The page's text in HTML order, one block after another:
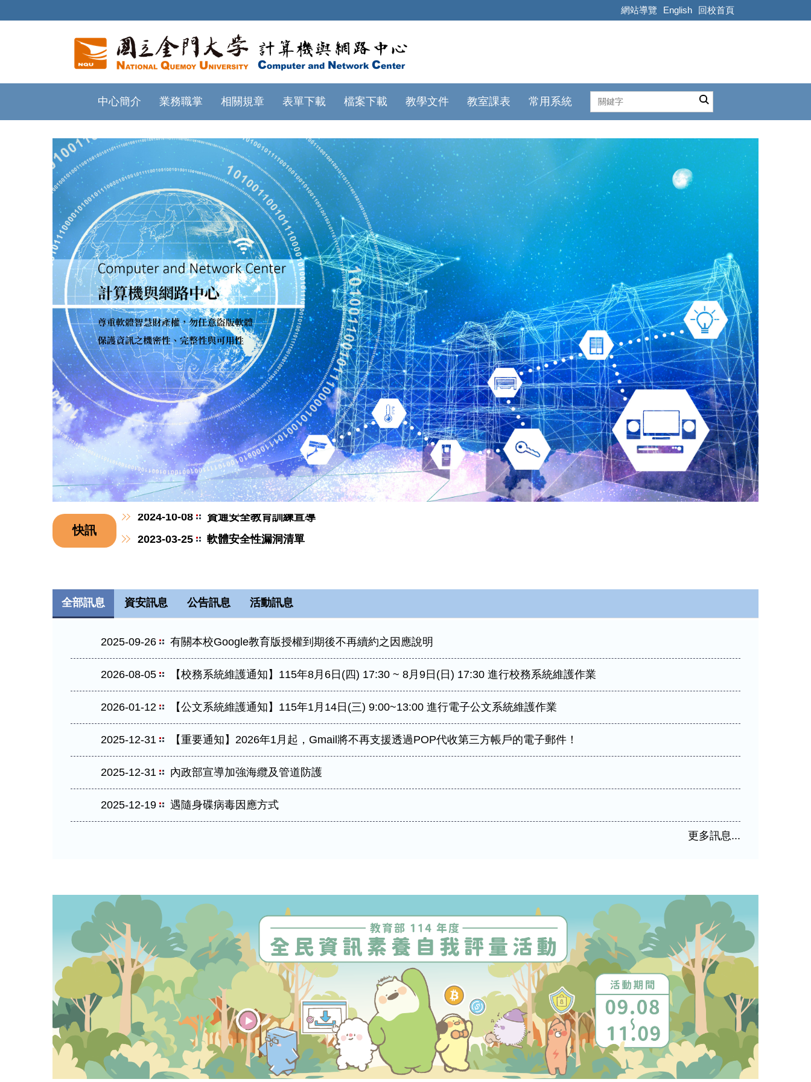
網站導覽 English 回校首頁
中心簡介 業務職掌 相關規章 表單下載 檔案下載 教學文件 教室課表 常用系統
快訊
2025-09-26
有關本校Google教育版授權到期後不再續約之因應說明
2023-03-25
軟體安全性漏洞清單
2022-12-07
微軟校園授權軟體(microsoft office)已可下載使用
全部訊息 資安訊息 公告訊息 活動訊息
2025-09-26 有關本校Google教育版授權到期後不再續約之因應說明
2026-08-05 【校務系統維護通知】115年8月6日(四) 17:30 ~ 8月9日(日) 17:30 進行校務系統維護作業
2026-01-12 【公文系統維護通知】115年1月14日(三) 9:00~13:00 進行電子公文系統維護作業
2025-12-31 【重要通知】2026年1月起，Gmail將不再支援透過POP代收第三方帳戶的電子郵件！
2025-12-31 內政部宣導加強海纜及管道防護
2025-12-19 遇隨身碟病毒因應方式
更多訊息...